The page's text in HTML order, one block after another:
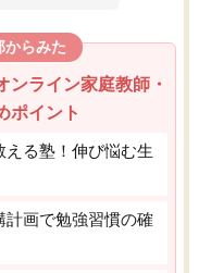
からみた
ンライン家庭教師・
ポイント
る塾！伸び悩む生
計画で勉強習慣の確